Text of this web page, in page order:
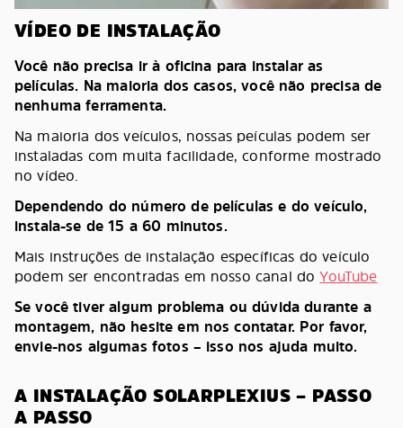
VÍDEO DE INSTALAÇÃO
Você não precisa ir à oficina para instalar as
películas. Na maioria dos casos, você não precisa de
nenhuma ferramenta.
Na maioria dos veículos, nossas peículas podem ser
instaladas com muita facilidade, conforme mostrado
no vídeo.
Dependendo do número de películas e do veículo,
instala-se de 15 a 60 minutos.
Mais instruções de instalação específicas do veículo
podem ser encontradas em nosso canal doYouTube
Se você tiver algum problema ou dúvida durante a
montagem, não hesite em nos contatar. Por favor,
envie-nos algumas fotos – isso nos ajuda muito.
A INSTALAÇÃO SOLARPLEXIUS – PASSO
A PASSO